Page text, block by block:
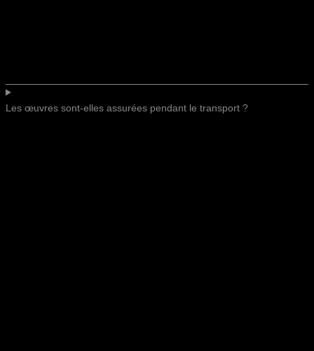
Les œuvres sont-elles assurées pendant le transport ?